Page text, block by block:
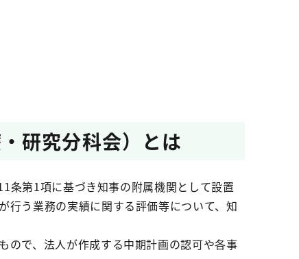
研究分科会）とは
条第1項に基づき知事の附属機関として設置
行う業務の実績に関する評価等について、知
ので、法人が作成する中期計画の認可や各事